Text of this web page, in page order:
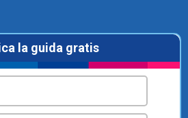
la guida gratis